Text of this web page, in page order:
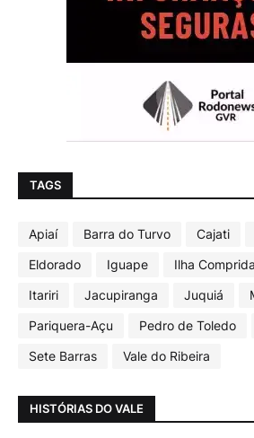
TAGS
Apiaí Barra do Turvo Cajati
Eldorado
Iguape Ilha Comprida
Itariri
Jacupiranga Juquiá
Pariquera-Açu
Pedro de Toledo
Sete Barras
Vale do Ribeira
HISTÓRIAS DO VALE